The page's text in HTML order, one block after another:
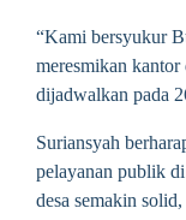
“Kami bersyukur
meresmikan kantor
dijadwalkan pada
Suriansyah
pelayanan publik
desa semakin